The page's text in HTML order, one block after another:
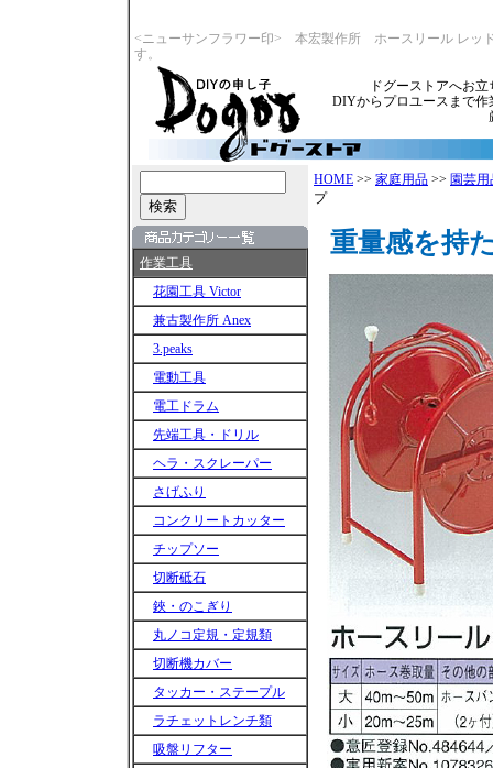
<ニューサンフラワー印> 本宏製作所 ホースリール レッ
す。
ドグーストアへお
DIYからプロユースまで作
作業工具
花園工具 Victor
兼古製作所 Anex
3.peaks
電動工具
電工ドラム
先端工具・ドリル
ヘラ・スクレーパー
さげふり
コンクリートカッター
チップソー
切断砥石
鋏・のこぎり
丸ノコ定規・定規類
切断機カバー
タッカー・ステープル
ラチェットレンチ類
吸盤リフター
HOME >> 家庭用品 >> 園芸用
プ
重量感を持